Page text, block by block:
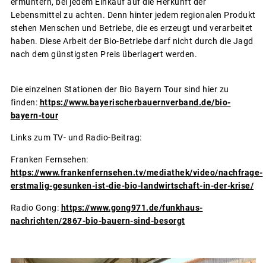
Lebensmittel zu achten. Denn hinter jedem regionalen Produkt
stehen Menschen und Betriebe, die es erzeugt und verarbeitet
haben. Diese Arbeit der Bio-Betriebe darf nicht durch die Jagd
nach dem günstigsten Preis überlagert werden.
Die einzelnen Stationen der Bio Bayern Tour sind hier zu
finden: https://www.bayerischerbauernverband.de/bio-
bayern-tour
Links zum TV- und Radio-Beitrag:
Franken Fernsehen:
https://www.frankenfernsehen.tv/mediathek/video/nachfrage-
erstmalig-gesunken-ist-die-bio-landwirtschaft-in-der-krise/
Radio Gong: https://www.gong971.de/funkhaus-
nachrichten/2867-bio-bauern-sind-besorgt